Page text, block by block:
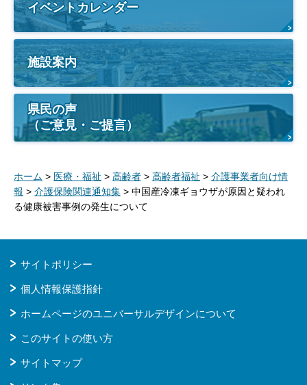
イベントカレンダー
施設案内
県民の声
（ご意見・ご提言）
ホーム > 医療・福祉 > 高齢者 > 高齢者福祉 > 介護事業者向け情
報 > 介護保険関連通知集 > 中国産冷凍ギョウザが原因と疑われ
る健康被害事例の発生について
サイトポリシー
個人情報保護指針
ホームページのユニバーサルデザインについて
このサイトの使い方
サイトマップ